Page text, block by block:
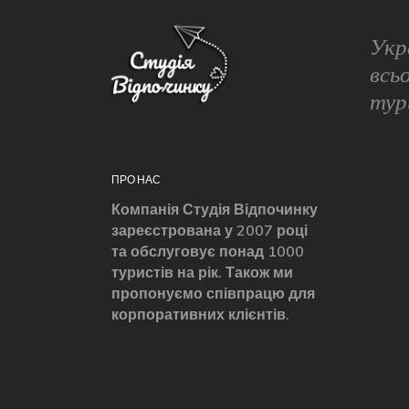
ПРО НАС
Компанія Студія Відпочинку
зареєстрована у 2007 році
та обслуговує понад 1000
туристів на рік. Також ми
пропонуємо співпрацю для
корпоративних клієнтів.